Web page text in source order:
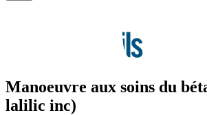
Manoeuvre aux soins du
lalilic inc)